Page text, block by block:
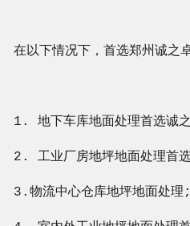
在以下情况下，首选郑州诚之
1. 地下车库地面处理首选诚
2. 工业厂房地坪地面处理首
3.物流中心仓库地坪地面处理